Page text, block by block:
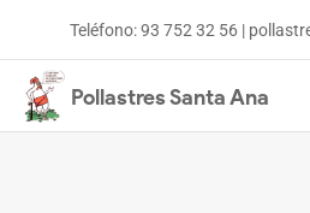
Teléfono:93 752 32 56|
Pollastres Santa Ana